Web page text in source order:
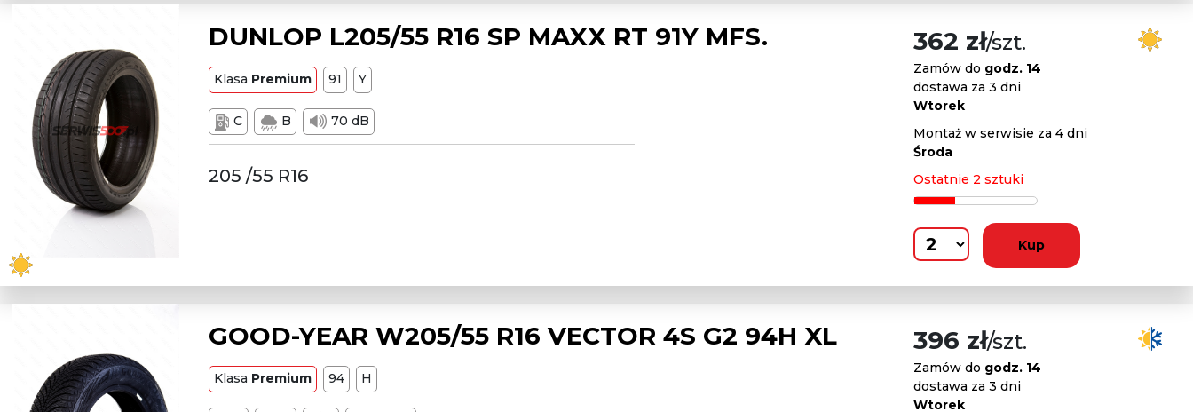
DUNLOP L205/55 R16 SP MAXX RT 91Y MFS.
Klasa Premium 91 Y
C B 70 dB
205 /55 R16
362 zł/szt.
Zamów do godz. 14
dostawa za 3 dni
Wtorek
Montaż w serwisie za 4 dni
Środa
Ostatnie 2 sztuki
Kup
GOOD-YEAR W205/55 R16 VECTOR 4S G2 94H XL
Klasa Premium 94 H
396 zł/szt.
Zamów do godz. 14
dostawa za 3 dni
Wtorek